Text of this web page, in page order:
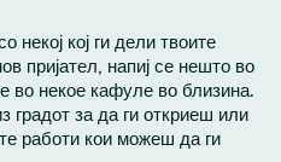
кој ги дели твоите
пријател, напиј се нешто во
во некое кафуле во близина.
градот за да ги откриеш или
работи кои можеш да ги